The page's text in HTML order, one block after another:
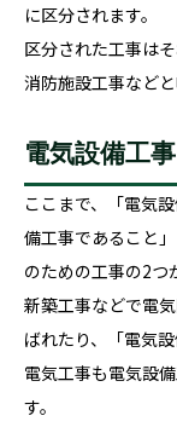
に区分されます。
区分された工事は
消防施設工事などと
電気設備工
ここまで、「電気
備工事であること
のための工事の2つ
新築工事などで電
ばれたり、「電気
電気工事も電気設
す。